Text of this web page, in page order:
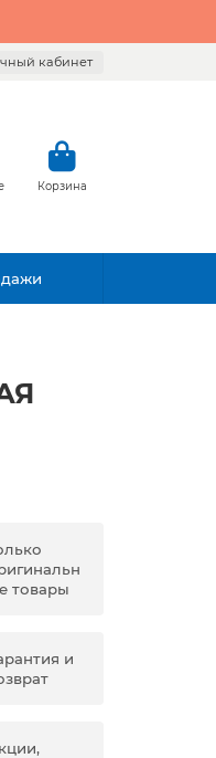
кабинет
Корзина
товары
и